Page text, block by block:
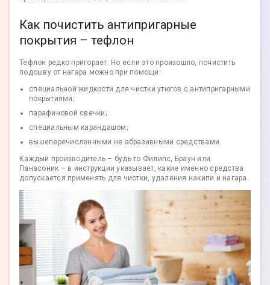
Как почистить антипригарные
покрытия – тефлон
Тефлон редко пригорает. Но если это произошло, почистить
подошву от нагара можно при помощи:
специальной жидкости для чистки утюгов с антипригарными
покрытиями;
парафиновой свечки;
специальным карандашом;
вышеперечисленными не абразивными средствами.
Каждый производитель – будь то Филипс, Браун или
Панасоник – в инструкции указывает, какие именно средства
допускается применять для чистки, удаления накипи и нагара.